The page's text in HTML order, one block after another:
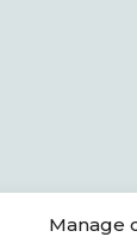
Manage